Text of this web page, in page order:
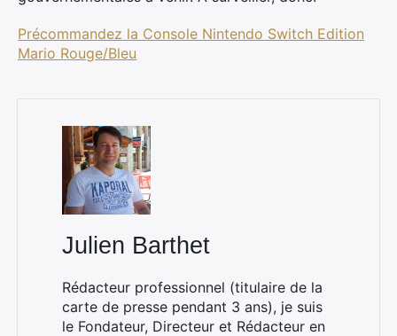
Précommandez la Console Nintendo Switch Edition
Mario Rouge/Bleu
Julien Barthet
Rédacteur professionnel (titulaire de la
carte de presse pendant 3 ans), je suis
le Fondateur, Directeur et Rédacteur en
Rechercher